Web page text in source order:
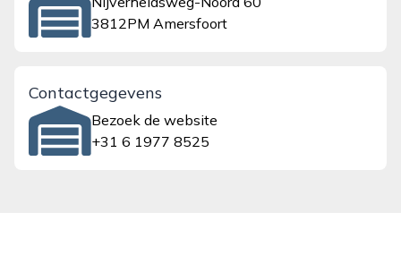
3812PM Amersfoort
Contactgegevens
Bezoek de website
+31 6 1977 8525